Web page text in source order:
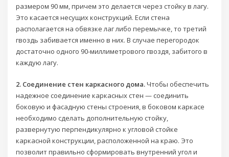
размером 90 мм, причем это делается через стойку в лагу.
Это касается несущих конструкций. Если стена
располагается на обвязке лаг либо перемычке, то третий
гвоздь забивается именно в них. В случае перегородок
достаточно одного 90-миллиметрового гвоздя, забитого в
каждую лагу.
2. Соединение стен каркасного дома.Чтобы обеспечить
надежное соединение каркасных стен — соединить
боковую и фасадную стены строения, в боковом каркасе
необходимо сделать дополнительную стойку,
развернутую перпендикулярно к угловой стойке
каркасной конструкции, расположенной на краю. Это
позволит правильно сформировать внутренний угол и